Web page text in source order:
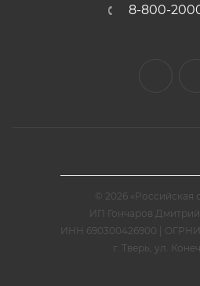
8-800-
© 2026 «Российская
ИП Гончаров
ИНН 690300426900 |
г. Тверь, ул.